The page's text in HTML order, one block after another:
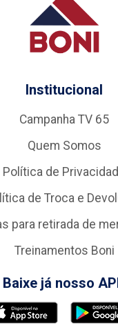
Institucional
Campanha TV 65
Quem Somos
Política de
de Troca e
para retirada de
Treinamentos Boni
Baixe já nosso